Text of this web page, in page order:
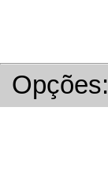
Opções: